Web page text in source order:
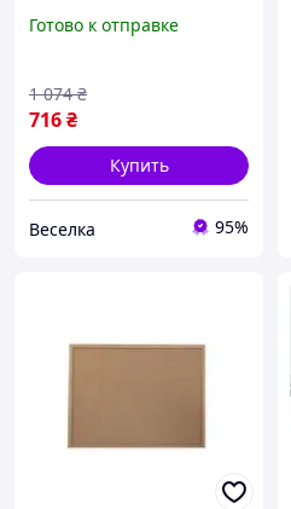
заметок и напоминаний
Готово к отправке
716₴
1 074 ₴
Купить
Веселка 95%